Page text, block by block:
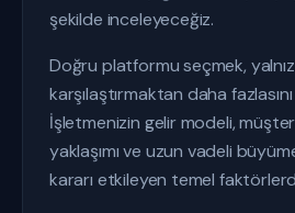
şekilde inceleyeceğiz.
Doğru platformu seçmek,
karşılaştırmaktan daha
İşletmenizin gelir modeli,
yaklaşımı ve uzun vadeli
kararı etkileyen temel